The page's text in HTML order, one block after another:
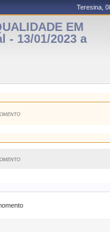
Teresina,
EM
- 13/01/2023 a